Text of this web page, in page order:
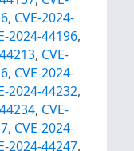
, CVE-2024-
2024-44196,
, CVE-
, CVE-2024-
2024-44232,
, CVE-
, CVE-2024-
2024-44247,